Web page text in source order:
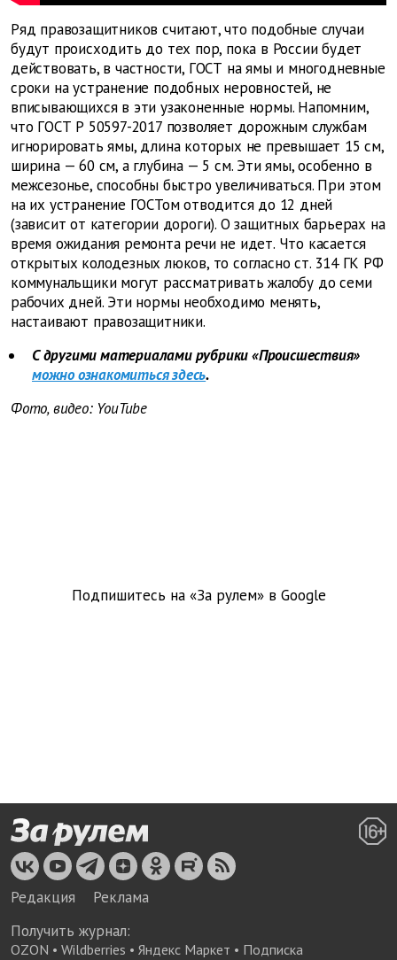
Ряд правозащитников считают, что подобные случаи
будут происходить до тех пор, пока в России будет
действовать, в частности, ГОСТ на ямы и многодневные
сроки на устранение подобных неровностей, не
вписывающихся в эти узаконенные нормы. Напомним,
что ГОСТ Р 50597-2017 позволяет дорожным службам
игнорировать ямы, длина которых не превышает 15 см,
ширина — 60 см, а глубина — 5 см. Эти ямы, особенно в
межсезонье, способны быстро увеличиваться. При этом
на их устранение ГОСТом отводится до 12 дней
(зависит от категории дороги). О защитных барьерах на
время ожидания ремонта речи не идет. Что касается
открытых колодезных люков, то согласно ст. 314 ГК РФ
коммунальщики могут рассматривать жалобу до семи
рабочих дней. Эти нормы необходимо менять,
настаивают правозащитники.
С другими материалами рубрики «Происшествия»
можно ознакомиться здесь.
Фото, видео: YouTube
Подпишитесь на «За рулем» в Google
Редакция
Реклама
Получить журнал:
OZON • Wildberries • Яндекс Маркет • Подписка